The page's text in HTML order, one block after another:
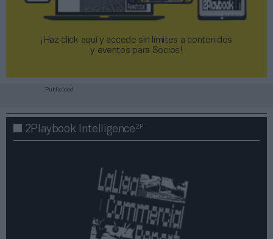
¡Haz click aquí y accede sin límites a contenidos
y eventos para Socios!​​​​​​​
Publicidad
2Playbook Intelligence2P